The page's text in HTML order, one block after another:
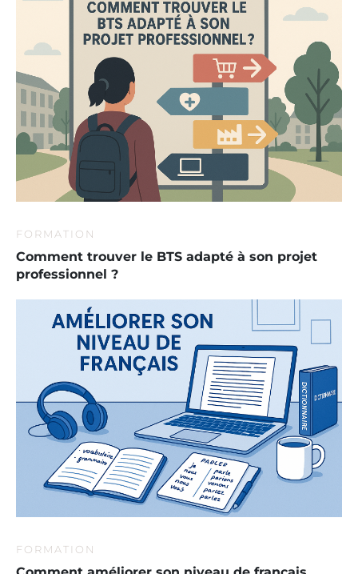
FORMATION
Comment trouver le BTS adapté à son projet
professionnel ?
FORMATION